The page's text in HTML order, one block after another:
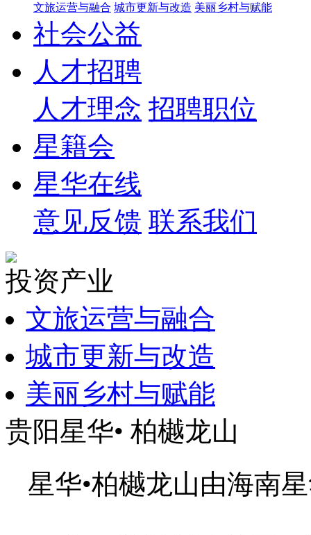
文旅运营与融合 城市更新与改造 美丽乡村与赋能
社会公益
人才招聘
人才理念 招聘职位
星籍会
星华在线
意见反馈 联系我们
投资产业
文旅运营与融合
城市更新与改造
美丽乡村与赋能
贵阳星华• 柏樾龙山
星华•柏樾龙山由海南